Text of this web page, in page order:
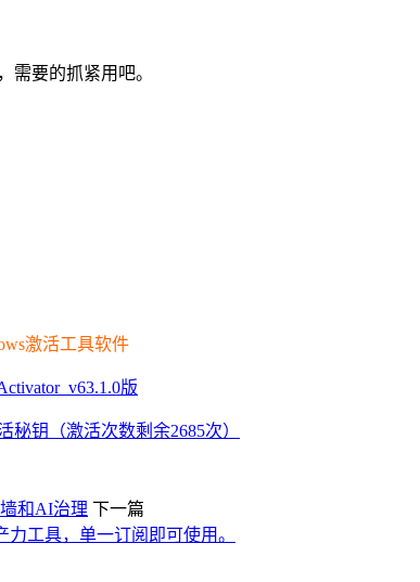
需要的抓紧用吧。
激活工具软件
版
秘钥（激活次数剩余2685次）
和AI治理 下一篇
工具，单一订阅即可使用。